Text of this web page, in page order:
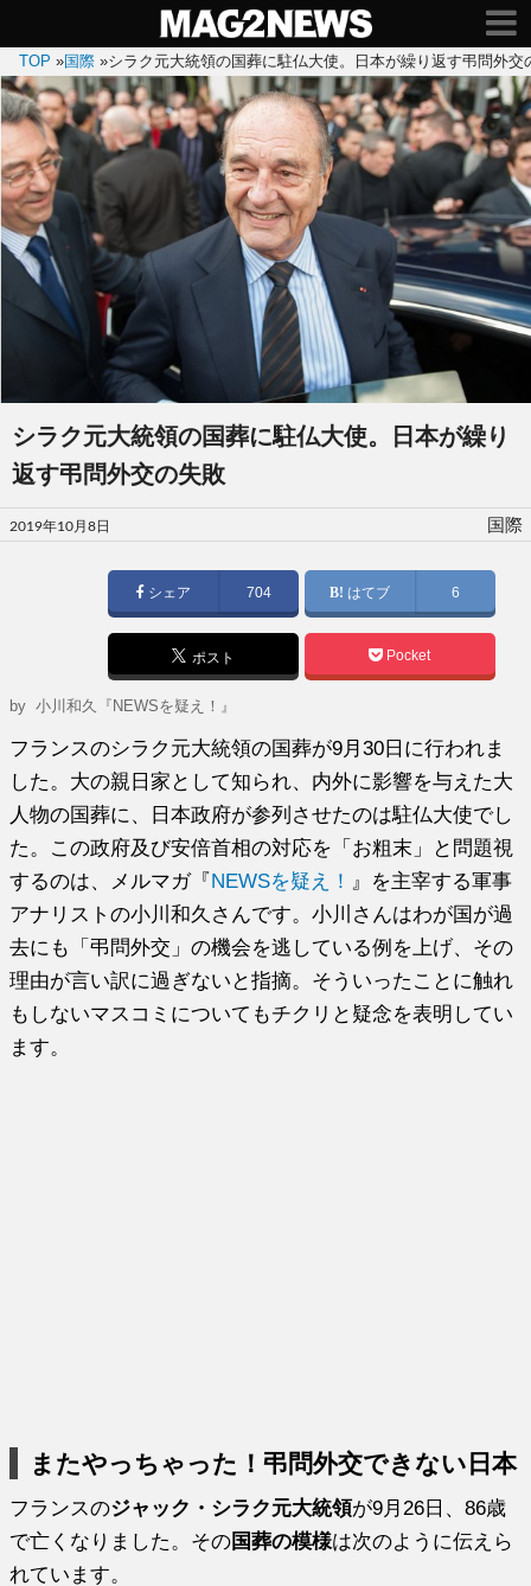
TOP »国際 »シラク元大統領の国葬に駐仏大使。日本が繰り返す弔問外交
シラク元大統領の国葬に駐仏大使。日本が繰り
返す弔問外交の失敗
投
稿
2019年10月8日 国際
シェア 704 はてブ 6
ポスト Pocket
by小川和久『NEWSを疑え！』
フランスのシラク元大統領の国葬が9月30日に行われま
した。大の親日家として知られ、内外に影響を与えた大
人物の国葬に、日本政府が参列させたのは駐仏大使でし
た。この政府及び安倍首相の対応を「お粗末」と問題視
するのは、メルマガ『NEWSを疑え！
』を主宰する軍事
アナリストの小川和久さんです。小川さんはわが国が過
去にも「弔問外交」の機会を逃している例を上げ、その
理由が言い訳に過ぎないと指摘。そういったことに触れ
もしないマスコミについてもチクリと疑念を表明してい
ます。
またやっちゃった！弔問外交できない日本
フランスのジャック・シラク元大統領が9月26日、86歳
で亡くなりました。その国葬の模様は次のように伝えら
れています。